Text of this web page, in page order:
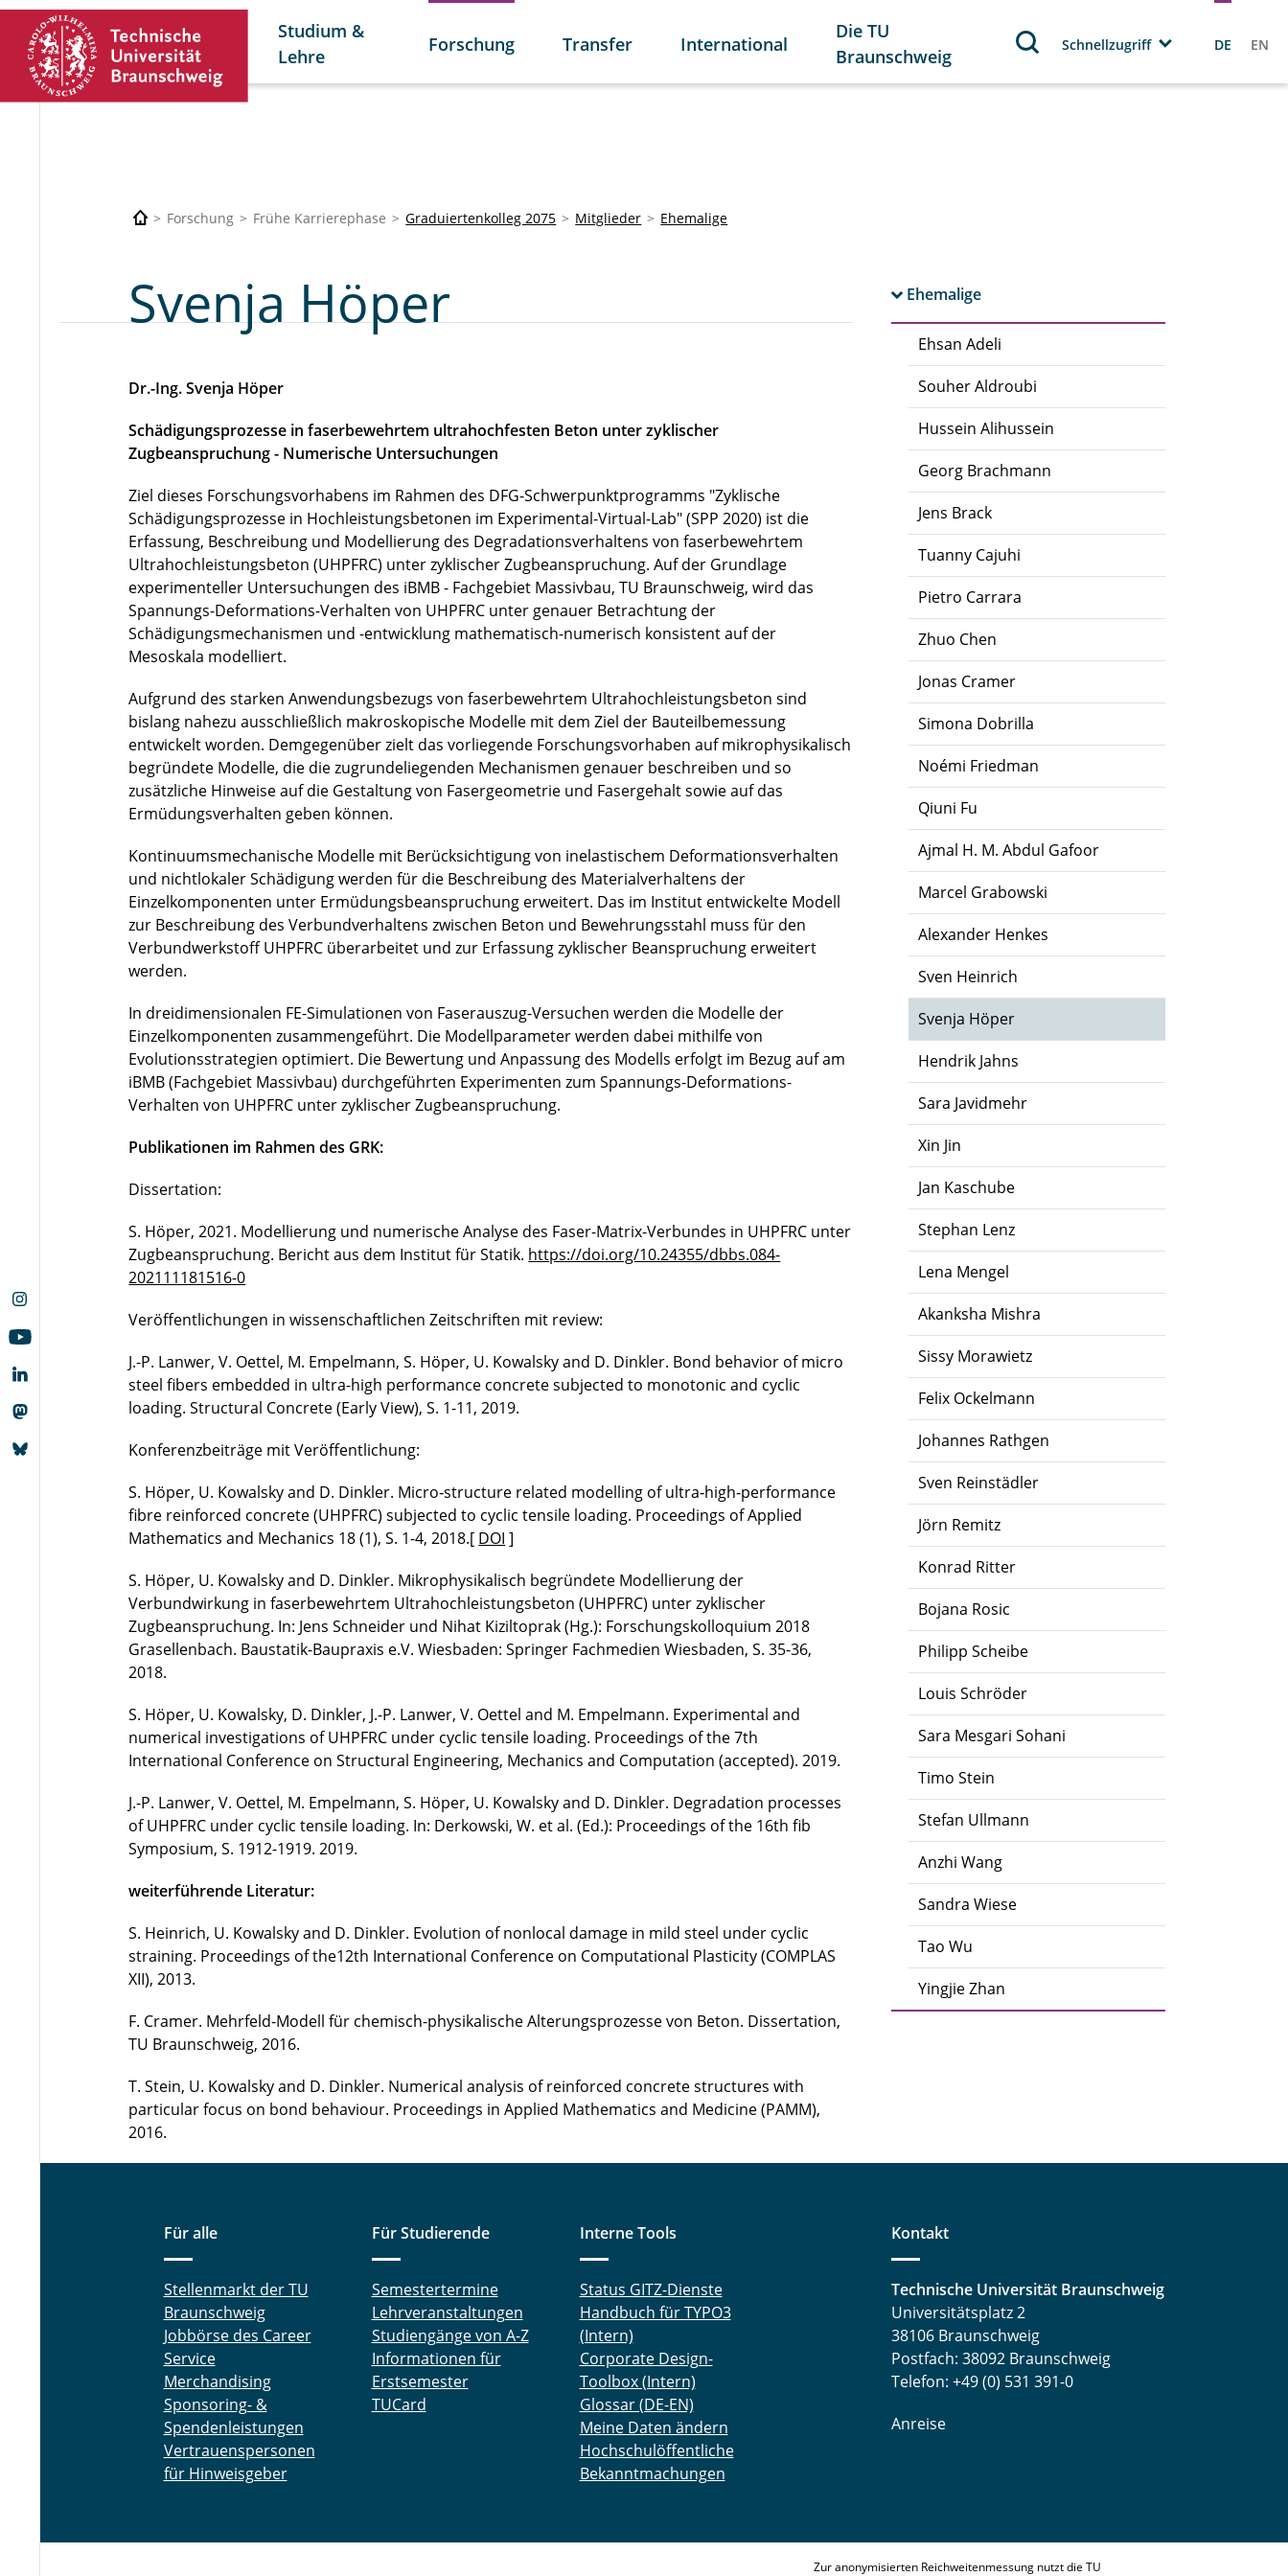
Studium &
Lehre
Forschung Transfer International
Die TU
Braunschweig
Schnellzugriff DE EN
Forschung Frühe Karrierephase Graduiertenkolleg 2075 Mitglieder Ehemalige
Ehemalige
Ehsan Adeli
Souher Aldroubi
Hussein Alihussein
Georg Brachmann
Jens Brack
Tuanny Cajuhi
Pietro Carrara
Zhuo Chen
Jonas Cramer
Simona Dobrilla
Noémi Friedman
Qiuni Fu
Ajmal H. M. Abdul Gafoor
Marcel Grabowski
Alexander Henkes
Sven Heinrich
Svenja Höper
Hendrik Jahns
Sara Javidmehr
Xin Jin
Jan Kaschube
Stephan Lenz
Lena Mengel
Akanksha Mishra
Sissy Morawietz
Felix Ockelmann
Johannes Rathgen
Sven Reinstädler
Jörn Remitz
Konrad Ritter
Bojana Rosic
Philipp Scheibe
Louis Schröder
Sara Mesgari Sohani
Timo Stein
Stefan Ullmann
Anzhi Wang
Sandra Wiese
Tao Wu
Yingjie Zhan
Svenja Höper
Dr.-Ing. Svenja Höper
Schädigungsprozesse in faserbewehrtem ultrahochfesten Beton unter zyklischer
Zugbeanspruchung - Numerische Untersuchungen
Ziel dieses Forschungsvorhabens im Rahmen des DFG-Schwerpunktprogramms "Zyklische
Schädigungsprozesse in Hochleistungsbetonen im Experimental-Virtual-Lab" (SPP 2020) ist die
Erfassung, Beschreibung und Modellierung des Degradationsverhaltens von faserbewehrtem
Ultrahochleistungsbeton (UHPFRC) unter zyklischer Zugbeanspruchung. Auf der Grundlage
experimenteller Untersuchungen des iBMB - Fachgebiet Massivbau, TU Braunschweig, wird das
Spannungs-Deformations-Verhalten von UHPFRC unter genauer Betrachtung der
Schädigungsmechanismen und -entwicklung mathematisch-numerisch konsistent auf der
Mesoskala modelliert.
Aufgrund des starken Anwendungsbezugs von faserbewehrtem Ultrahochleistungsbeton sind
bislang nahezu ausschließlich makroskopische Modelle mit dem Ziel der Bauteilbemessung
entwickelt worden. Demgegenüber zielt das vorliegende Forschungsvorhaben auf mikrophysikalisch
begründete Modelle, die die zugrundeliegenden Mechanismen genauer beschreiben und so
zusätzliche Hinweise auf die Gestaltung von Fasergeometrie und Fasergehalt sowie auf das
Ermüdungsverhalten geben können.
Kontinuumsmechanische Modelle mit Berücksichtigung von inelastischem Deformationsverhalten
und nichtlokaler Schädigung werden für die Beschreibung des Materialverhaltens der
Einzelkomponenten unter Ermüdungsbeanspruchung erweitert. Das im Institut entwickelte Modell
zur Beschreibung des Verbundverhaltens zwischen Beton und Bewehrungsstahl muss für den
Verbundwerkstoff UHPFRC überarbeitet und zur Erfassung zyklischer Beanspruchung erweitert
werden.
In dreidimensionalen FE-Simulationen von Faserauszug-Versuchen werden die Modelle der
Einzelkomponenten zusammengeführt. Die Modellparameter werden dabei mithilfe von
Evolutionsstrategien optimiert. Die Bewertung und Anpassung des Modells erfolgt im Bezug auf am
iBMB (Fachgebiet Massivbau) durchgeführten Experimenten zum Spannungs-Deformations-
Verhalten von UHPFRC unter zyklischer Zugbeanspruchung.
Publikationen im Rahmen des GRK:
Dissertation:
S. Höper, 2021. Modellierung und numerische Analyse des Faser-Matrix-Verbundes in UHPFRC unter
Zugbeanspruchung. Bericht aus dem Institut für Statik. https://doi.org/10.24355/dbbs.084-
202111181516-0
Veröffentlichungen in wissenschaftlichen Zeitschriften mit review:
J.-P. Lanwer, V. Oettel, M. Empelmann, S. Höper, U. Kowalsky and D. Dinkler. Bond behavior of micro
steel fibers embedded in ultra-high performance concrete subjected to monotonic and cyclic
loading. Structural Concrete (Early View), S. 1-11, 2019.
Konferenzbeiträge mit Veröffentlichung:
S. Höper, U. Kowalsky and D. Dinkler. Micro‐structure related modelling of ultra‐high‐performance
fibre reinforced concrete (UHPFRC) subjected to cyclic tensile loading. Proceedings of Applied
Mathematics and Mechanics 18 (1), S. 1-4, 2018.[ DOI ]
S. Höper, U. Kowalsky and D. Dinkler. Mikrophysikalisch begründete Modellierung der
Verbundwirkung in faserbewehrtem Ultrahochleistungsbeton (UHPFRC) unter zyklischer
Zugbeanspruchung. In: Jens Schneider und Nihat Kiziltoprak (Hg.): Forschungskolloquium 2018
Grasellenbach. Baustatik-Baupraxis e.V. Wiesbaden: Springer Fachmedien Wiesbaden, S. 35-36,
2018.
S. Höper, U. Kowalsky, D. Dinkler, J.-P. Lanwer, V. Oettel and M. Empelmann. Experimental and
numerical investigations of UHPFRC under cyclic tensile loading. Proceedings of the 7th
International Conference on Structural Engineering, Mechanics and Computation (accepted). 2019.
J.-P. Lanwer, V. Oettel, M. Empelmann, S. Höper, U. Kowalsky and D. Dinkler. Degradation processes
of UHPFRC under cyclic tensile loading. In: Derkowski, W. et al. (Ed.): Proceedings of the 16th fib
Symposium, S. 1912-1919. 2019.
weiterführende Literatur:
S. Heinrich, U. Kowalsky and D. Dinkler. Evolution of nonlocal damage in mild steel under cyclic
straining. Proceedings of the12th International Conference on Computational Plasticity (COMPLAS
XII), 2013.
F. Cramer. Mehrfeld-Modell für chemisch-physikalische Alterungsprozesse von Beton. Dissertation,
TU Braunschweig, 2016.
T. Stein, U. Kowalsky and D. Dinkler. Numerical analysis of reinforced concrete structures with
particular focus on bond behaviour. Proceedings in Applied Mathematics and Medicine (PAMM),
2016.
Für alle
Stellenmarkt der TU
Braunschweig
Jobbörse des Career
Service
Merchandising
Sponsoring- &
Spendenleistungen
Vertrauenspersonen
für Hinweisgeber
Für Studierende
Semestertermine
Lehrveranstaltungen
Studiengänge von A-Z
Informationen für
Erstsemester
TUCard
Interne Tools
Status GITZ-Dienste
Handbuch für TYPO3
(Intern)
Corporate Design-
Toolbox (Intern)
Glossar (DE-EN)
Meine Daten ändern
Hochschulöffentliche
Bekanntmachungen
Kontakt
Technische Universität Braunschweig
Universitätsplatz 2
38106 Braunschweig
Postfach: 38092 Braunschweig
Telefon: +49 (0) 531 391-0
Anreise
Zur anonymisierten Reichweitenmessung nutzt die TU